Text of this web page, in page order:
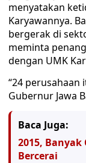
menyatakan
Karyawannya.
bergerak di
meminta
dengan UMK
“24
Gubernur Jawa
Baca Juga:
2015,
Bercerai